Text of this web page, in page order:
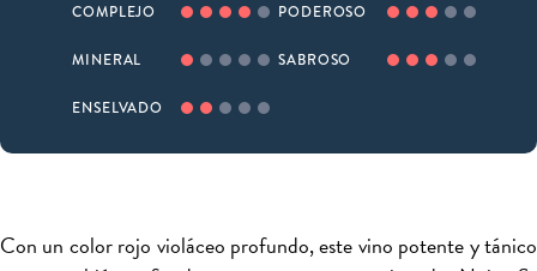
COMPLEJO PODEROSO
MINERAL SABROSO
ENSELVADO
Con un color rojo violáceo profundo, este vino potente y tánico